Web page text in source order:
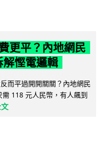
更平？內地網民
解慳電邏輯
而平過開開關關？內地網民
118 元人民幣，有人飆到